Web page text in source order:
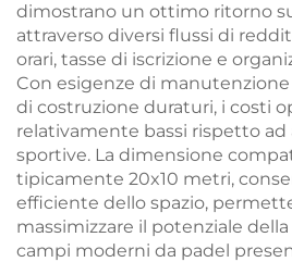
dimostrano un ottimo ritorno
attraverso diversi flussi di
orari, tasse di iscrizione e
Con esigenze di
di costruzione duraturi, i costi
relativamente bassi rispetto
sportive. La dimensione
tipicamente 20x10 metri,
efficiente dello spazio,
massimizzare il potenziale
campi moderni da padel